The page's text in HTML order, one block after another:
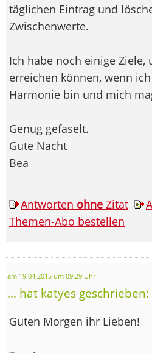
täglichen Eintrag und
Zwischenwerte.
Ich habe noch einige
erreichen können, wenn
Harmonie bin und mich
Genug gefaselt.
Gute Nacht
Bea
Antworten ohne Zitat
Themen-Abo bestellen
am 19.04.2015 um 09:29 Uhr
... hat katyes geschrieben:
Guten Morgen ihr Lieben!